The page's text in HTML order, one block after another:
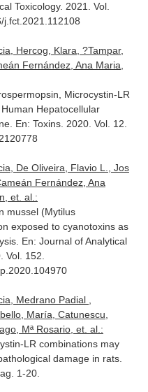
Toxicology. 2021. Vol.
j.fct.2021.112108
Hercog, Klara, ?Tampar,
Fernández, Ana Maria,
Microcystin-LR
Hepatocellular
En: Toxins. 2020. Vol. 12.
De Oliveira, Flavio L., Jos
Fernández, Ana
et. al.:
mussel (Mytilus
exposed to cyanotoxins as
En: Journal of Analytical
Vol. 152.
Medrano Padial ,
María, Catunescu,
Mª Rosario, et. al.:
LR combinations may
damage in rats.
1-20.